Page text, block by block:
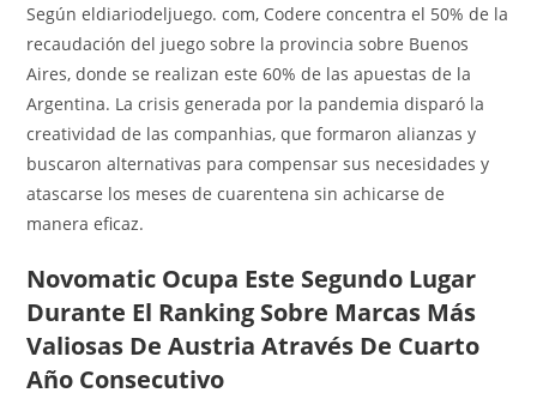
Según eldiariodeljuego. com, Codere concentra el 50% de la
recaudación del juego sobre la provincia sobre Buenos
Aires, donde se realizan este 60% de las apuestas de la
Argentina. La crisis generada por la pandemia disparó la
creatividad de las companhias, que formaron alianzas y
buscaron alternativas para compensar sus necesidades y
atascarse los meses de cuarentena sin achicarse de
manera eficaz.
Novomatic Ocupa Este Segundo Lugar
Durante El Ranking Sobre Marcas Más
Valiosas De Austria Através De Cuarto
Año Consecutivo